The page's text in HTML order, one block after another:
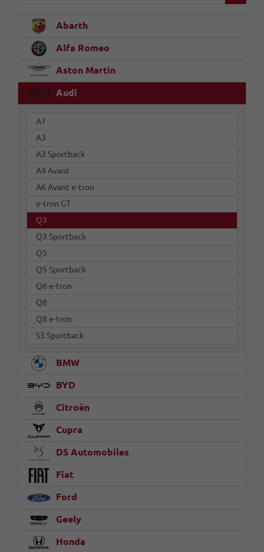
Abarth
Alfa Romeo
Aston Martin
Audi
A1
A3
A3 Sportback
A4 Avant
A6 Avant e-tron
e-tron GT
Q3
Q3 Sportback
Q5
Q5 Sportback
Q6 e-tron
Q8
Q8 e-tron
S3 Sportback
BMW
BYD
Citroën
Cupra
DS Automobiles
Fiat
Ford
Geely
Honda